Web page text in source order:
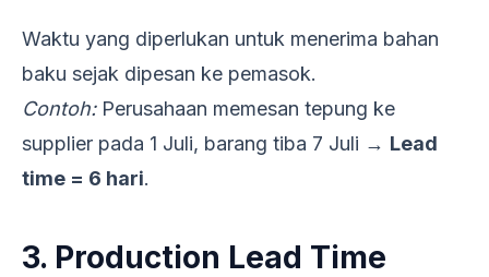
Waktu yang diperlukan untuk menerima bahan
baku sejak dipesan ke pemasok.
Contoh:Perusahaan memesan tepung ke
supplier pada 1 Juli, barang tiba 7 Juli → Lead
time = 6 hari.
3. Production Lead Time